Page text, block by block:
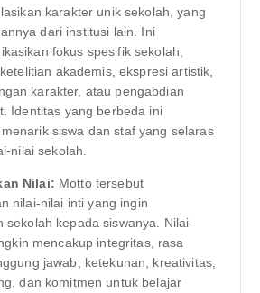
karakter unik sekolah, yang
dari institusi lain. Ini
fokus spesifik sekolah,
akademis, ekspresi artistik,
karakter, atau pengabdian
Identitas yang berbeda ini
siswa dan staf yang selaras
nilai sekolah.
Nilai: Motto tersebut
nilai-nilai inti yang ingin
sekolah kepada siswanya. Nilai-
mencakup integritas, rasa
jawab, ketekunan, kreativitas,
dan komitmen untuk belajar